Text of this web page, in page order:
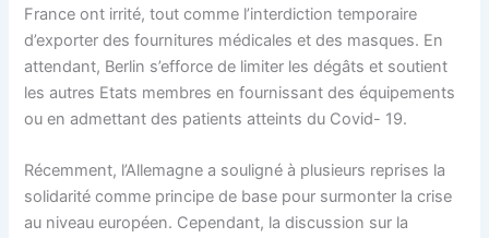
France ont irrité, tout comme l’interdiction temporaire
d’exporter des fournitures médicales et des masques. En
attendant, Berlin s’efforce de limiter les dégâts et soutient
les autres Etats membres en fournissant des équipements
ou en admettant des patients atteints du Covid- 19.
Récemment, l’Allemagne a souligné à plusieurs reprises la
solidarité comme principe de base pour surmonter la crise
au niveau européen. Cependant, la discussion sur la